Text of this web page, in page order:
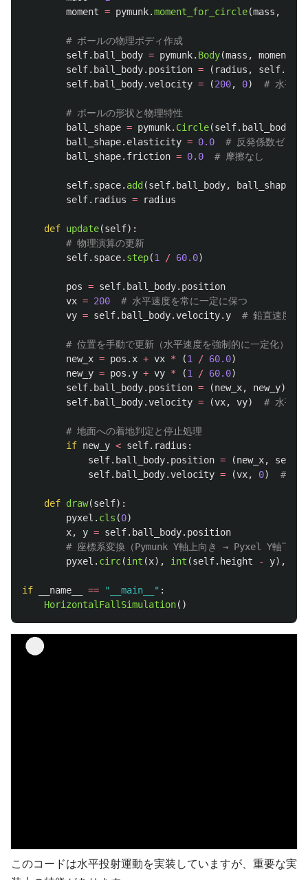
moment = pymunk.moment_for_circle(mass ,
self. ball_body = pymunk. Body(mass , moment
self. ball_body. position = ( radius , self.
self. ball_body.velocity = (200, 0)
ball_shape = pymunk. Circle(self. ball_body
ball_shape. elasticity = 0.0
ball_shape. friction = 0.0
self. space. add (self. ball_body, ball_shape
self. radius = radius
def update(self):
self. space. step(1 / 60.0)
pos = self. ball_body. position
vx = 200
vy = self. ball_body.velocity. y
new_x = pos . x + vx * (1 / 60.0)
new_y = pos . y + vy * (1 / 60.0)
self. ball_body. position = (new_x, new_y)
self. ball_body.velocity = (vx, vy)
if new_y < self. radius :
self. ball_body. position = (new_x, self
self. ball_body.velocity = (vx, 0)
def draw(self):
pyxel . cls (0)
x, y = self. ball_body. position
pyxel . circ(int (x), int (self. height - y),
if __name__ == " __main__ " :
HorizontalFallSimulation()
このコードは水平投射運動を実装していますが、重要な実